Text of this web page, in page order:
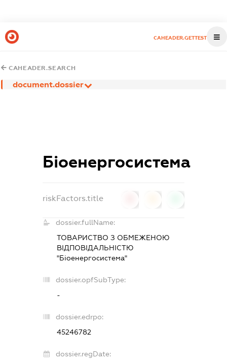
CAHEADER.GETTEST
CAHEADER.SEARCH
document.dossier
Біоенергосистема
riskFactors.title
dossier.fullName:
ТОВАРИСТВО З ОБМЕЖЕНОЮ
ВІДПОВІДАЛЬНІСТЮ
"Біоенергосистема"
dossier.opfSubType:
-
dossier.edrpo:
45246782
dossier.regDate: